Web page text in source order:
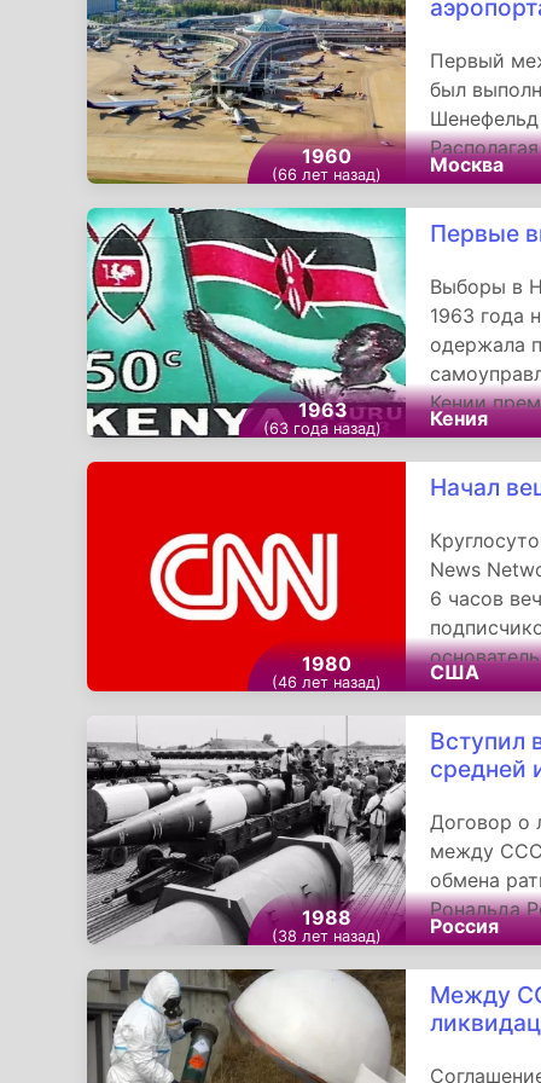
1960
(66 лет назад)
Первый
был
Шенефельд
обслужил
Москва
1963
(63 года назад)
Первые
Выборы в
1963 года
одержала
Кении
внесены
кенийцев
Кения
1980
(46 лет назад)
Начал
News
6 часов
энтузиазм
важное
события
прайм-
США
1988
(38 лет назад)
Вступил
средней
Договор о
между
обмена
Рональда
наземного
малой - от
Россия
Между